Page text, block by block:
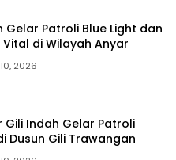
Gelar Patroli Blue Light dan
di Wilayah Anyar
2026
Gili Indah Gelar Patroli
Dusun Gili Trawangan